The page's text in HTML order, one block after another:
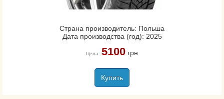
Страна производитель: Польша
Дата производства (год): 2025
Цена: 5100грн
Купить